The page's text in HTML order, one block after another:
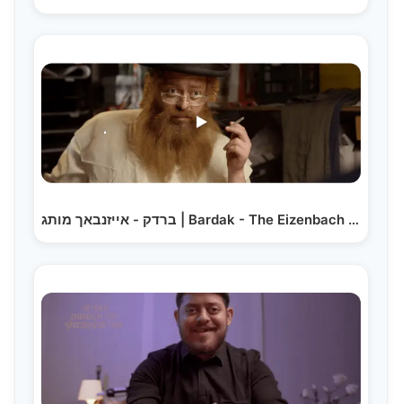
ברדק - אייזנבאך מותג | Bardak - The Eizenbach Brand